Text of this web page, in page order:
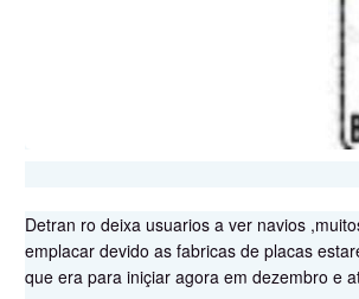
Detran ro deixa usuarios a ver navios
emplacar devido as fabricas de placas
que era para iniçiar agora em dezembro e